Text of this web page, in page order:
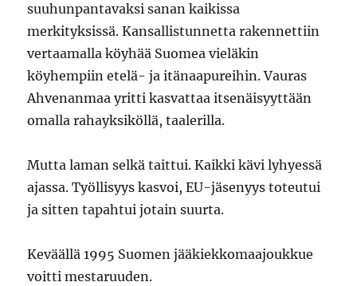
suuhunpantavaksi sanan kaikissa
merkityksissä. Kansallistunnetta rakennettiin
vertaamalla köyhää Suomea vieläkin
köyhempiin etelä- ja itänaapureihin. Vauras
Ahvenanmaa yritti kasvattaa itsenäisyyttään
omalla rahayksiköllä, taalerilla.
Mutta laman selkä taittui. Kaikki kävi lyhyessä
ajassa. Työllisyys kasvoi, EU-jäsenyys toteutui
ja sitten tapahtui jotain suurta.
Keväällä 1995 Suomen jääkiekkomaajoukkue
voitti mestaruuden.